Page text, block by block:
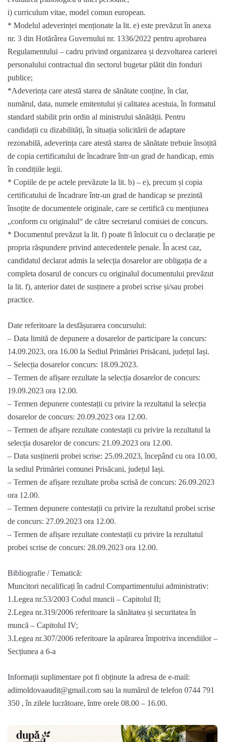
i) curriculum vitae, model comun european.
* Modelul adeverinței menționate la lit. e) este prevăzut în anexa
nr. 3 din Hotărârea Guvernului nr. 1336/2022 pentru aprobarea
Regulamentului – cadru privind organizarea și dezvoltarea carierei
personalului contractual din sectorul bugetar plătit din fonduri
publice;
*Adeverința care atestă starea de sănătate conține, în clar,
numărul, data, numele emitentului și calitatea acestuia, în formatul
standard stabilit prin ordin al ministrului sănătății. Pentru
candidații cu dizabilități, în situația solicitării de adaptare
rezonabilă, adeverința care atestă starea de sănătate trebuie însoțită
de copia certificatului de încadrare într-un grad de handicap, emis
în condițiile legii.
* Copiile de pe actele prevăzute la lit. b) – e), precum și copia
certificatului de încadrare într-un grad de handicap se prezintă
însoțite de documentele originale, care se certifică cu mențiunea
„conform cu originalul“ de către secretarul comisiei de concurs.
* Documentul prevăzut la lit. f) poate fi înlocuit cu o declarație pe
propria răspundere privind antecedentele penale. În acest caz,
candidatul declarat admis la selecția dosarelor are obligația de a
completa dosarul de concurs cu originalul documentului prevăzut
la lit. f), anterior datei de susținere a probei scrise și/sau probei
practice.
Date referitoare la desfășurarea concursului:
– Data limită de depunere a dosarelor de participare la concurs:
14.09.2023, ora 16.00 la Sediul Primăriei Prisăcani, județul Iași.
– Selecția dosarelor concurs: 18.09.2023.
– Termen de afișare rezultate la selecția dosarelor de concurs:
19.09.2023 ora 12.00.
– Termen depunere contestații cu privire la rezultatul la selecția
dosarelor de concurs: 20.09.2023 ora 12.00.
– Termen de afișare rezultate contestații cu privire la rezultatul la
selecția dosarelor de concurs: 21.09.2023 ora 12.00.
– Data susținerii probei scrise: 25.09.2023, începând cu ora 10.00,
la sediul Primăriei comunei Prisăcani, județul Iași.
– Termen de afișare rezultate proba scrisă de concurs: 26.09.2023
ora 12.00.
– Termen depunere contestații cu privire la rezultatul probei scrise
de concurs: 27.09.2023 ora 12.00.
– Termen de afișare rezultate contestații cu privire la rezultatul
probei scrise de concurs: 28.09.2023 ora 12.00.
Bibliografie / Tematică:
Muncitori necalificați în cadrul Compartimentului administrativ:
1.Legea nr.53/2003 Codul muncii – Capitolul II;
2.Legea nr.319/2006 referitoare la sănătatea și securitatea în
muncă – Capitolul IV;
3.Legea nr.307/2006 referitoare la apărarea împotriva incendiilor –
Secțiunea a 6-a
Informații suplimentare pot fi obținute la adresa de e-mail:
adimoldovaaudit@gmail.com sau la numărul de telefon 0744 791
350 , în zilele lucrătoare, între orele 08.00 – 16.00.